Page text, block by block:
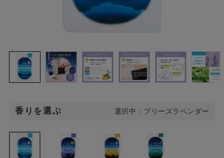
香りを選ぶ 選択中：ブリーズラベンダー